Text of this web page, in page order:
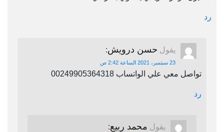
رد
يقول حسن درويش:
23 سبتمبر، 2021 الساعة 2:42 ص
تواصل معي علي الواتساب 00249905364318
رد
يقول محمد ربيع: